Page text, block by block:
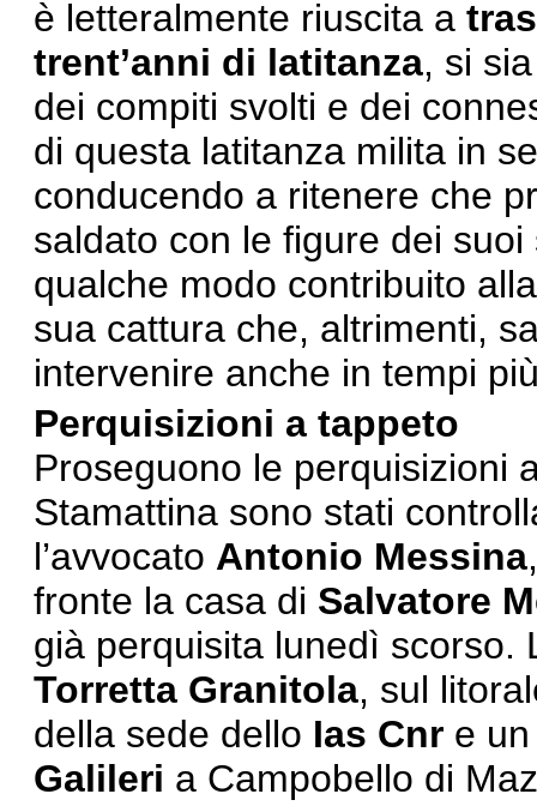
è letteralmente riuscita a
trent’anni di latitanza, si
dei compiti svolti e dei
di questa latitanza milita in
conducendo a ritenere che
saldato con le figure dei
qualche modo contribuito
sua cattura che, altrimenti,
intervenire anche in tempi
Perquisizioni a tappeto
Proseguono le perquisizioni
Stamattina sono stati
l’avvocato Antonio Messina
fronte la casa di Salvatore
già perquisita lunedì scorso.
Torretta Granitola, sul
della sede dello Ias Cnr e
Galileri a Campobello di